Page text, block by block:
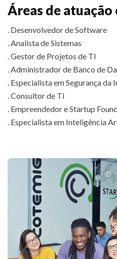
Áreas de atuação
. Desenvolvedor de Software
. Analista de Sistemas
. Gestor de Projetos de TI
. Administrador de Banco de
. Especialista em Segurança da
. Consultor de TI
. Empreendedor e Startup
. Especialista em Inteligência